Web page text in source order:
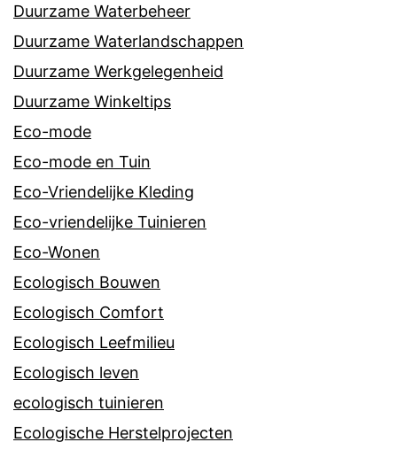
Duurzame Waterbeheer
Duurzame Waterlandschappen
Duurzame Werkgelegenheid
Duurzame Winkeltips
Eco-mode
Eco-mode en Tuin
Eco-Vriendelijke Kleding
Eco-vriendelijke Tuinieren
Eco-Wonen
Ecologisch Bouwen
Ecologisch Comfort
Ecologisch Leefmilieu
Ecologisch leven
ecologisch tuinieren
Ecologische Herstelprojecten